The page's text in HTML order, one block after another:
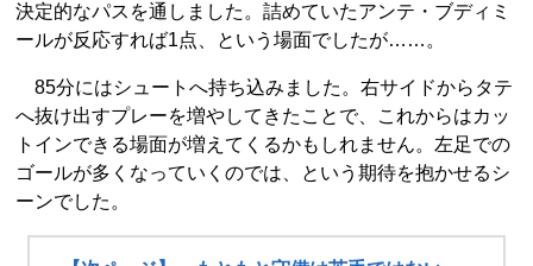
決定的なパスを通しました。詰めていたアンテ・ブディミ
ールが反応すれば1点、という場面でしたが……。
85分にはシュートへ持ち込みました。右サイドからタテ
へ抜け出すプレーを増やしてきたことで、これからはカッ
トインできる場面が増えてくるかもしれません。左足での
ゴールが多くなっていくのでは、という期待を抱かせるシ
ーンでした。